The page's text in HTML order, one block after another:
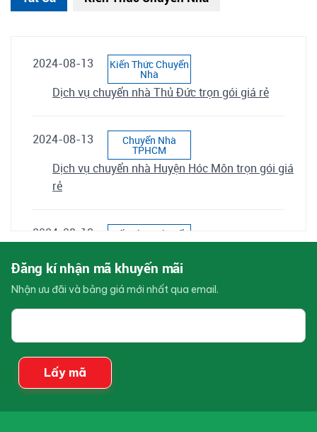
2024-08-13 Kiến Thức Chuyển
Nhà
Dịch vụ chuyển nhà Thủ Đức trọn gói giá rẻ
2024-08-13 Chuyển Nhà
TPHCM
Dịch vụ chuyển nhà Huyện Hóc Môn trọn gói giá
rẻ
2024-08-13 Kiến Thức Chuyển
Nhà
Dịch vụ chuyển nhà Huyện Bình Chánh trọn gói
giá rẻ
Dịch vụ chuyển nhà Huyện Củ Chi trọn gói giá rẻ
Nhà
Đăng kí nhận mã khuyến mãi
Nhận ưu đãi và bảng giá mới nhất qua email.
Email
bạn
Lấy mã